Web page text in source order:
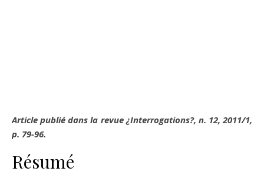
Article publié dans la revue¿Interrogations?, n. 12, 2011/1,
p. 79-96.
Résumé